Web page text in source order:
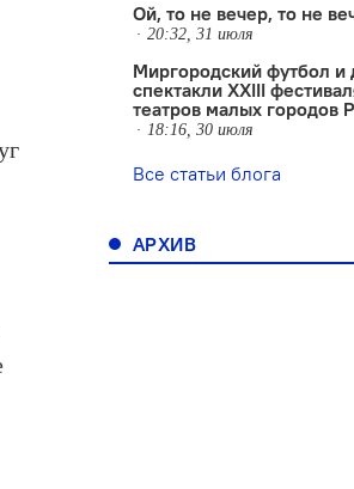
Ой, то не вечер, то не
20:32, 31 июля
Миргородский футбол и
спектакли XXIII
театров малых городов
18:16, 30 июля
Все статьи блога
АРХИВ